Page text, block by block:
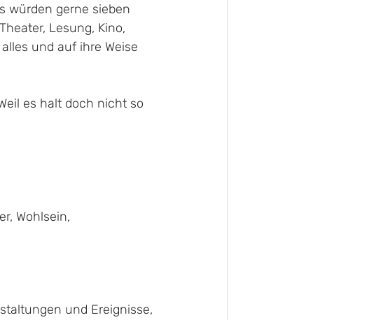
würden gerne sieben
Lesung, Kino,
und auf ihre Weise
es halt doch nicht so
Wohlsein,
und Ereignisse,